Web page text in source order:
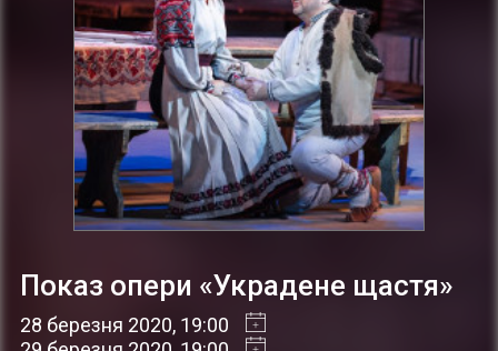
ДОВІДКА
Показ опери «Украдене щастя»
28 березня 2020, 19:00